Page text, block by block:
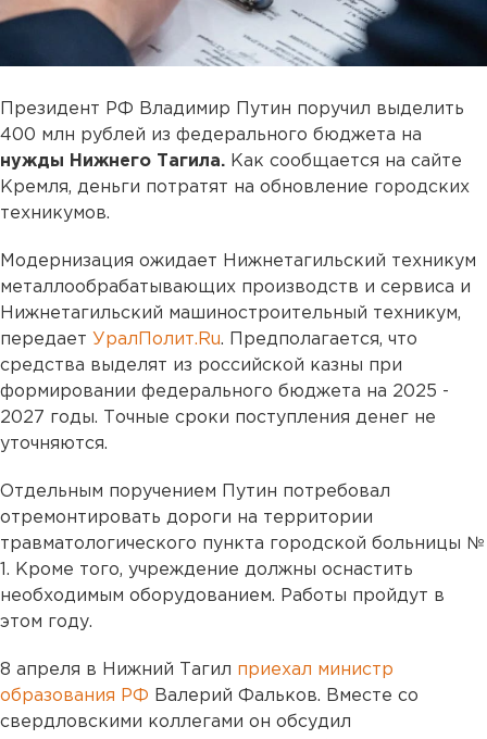
Президент РФ Владимир Путин поручил выделить
400 млн рублей из федерального бюджета на
нужды Нижнего Тагила. Как сообщается на сайте
Кремля, деньги потратят на обновление городских
техникумов.
Модернизация ожидает Нижнетагильский техникум
металлообрабатывающих производств и сервиса и
Нижнетагильский машиностроительный техникум,
передает УралПолит.Ru. Предполагается, что
средства выделят из российской казны при
формировании федерального бюджета на 2025 -
2027 годы. Точные сроки поступления денег не
уточняются.
Отдельным поручением Путин потребовал
отремонтировать дороги на территории
травматологического пункта городской больницы №
1. Кроме того, учреждение должны оснастить
необходимым оборудованием. Работы пройдут в
этом году.
8 апреля в Нижний Тагил приехал министр
образования РФ Валерий Фальков. Вместе со
свердловскими коллегами он обсудил